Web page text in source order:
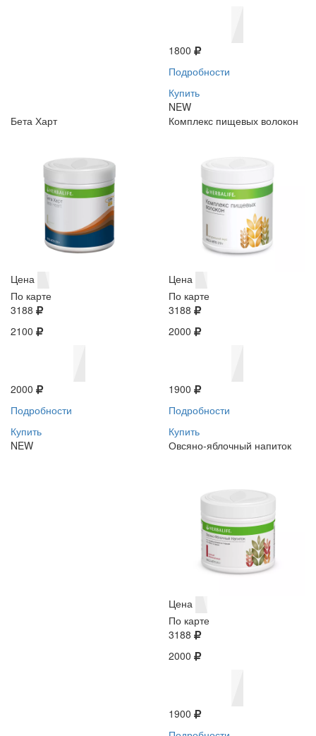
1800
Подробности
Купить
NEW
Бета Харт
Цена
По карте
3188
2100
2000
Подробности
Купить
NEW
Комплекс пищевых волокон
Цена
По карте
3188
2000
1900
Подробности
Купить
Овсяно-яблочный напиток
Цена
По карте
3188
2000
1900